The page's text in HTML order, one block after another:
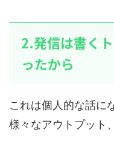
2.発信は書く
ったから
これは個人的な話に
様々なアウトプット